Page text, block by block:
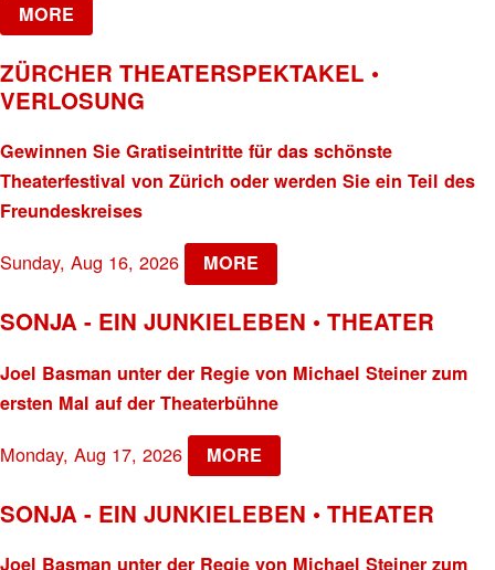
MORE
ZÜRCHER THEATERSPEKTAKEL •
VERLOSUNG
Gewinnen Sie Gratiseintritte für das schönste
Theaterfestival von Zürich oder werden Sie ein Teil des
Freundeskreises
Sunday, Aug 16, 2026 MORE
SONJA - EIN JUNKIELEBEN • THEATER
Joel Basman unter der Regie von Michael Steiner zum
ersten Mal auf der Theaterbühne
Monday, Aug 17, 2026 MORE
SONJA - EIN JUNKIELEBEN • THEATER
Joel Basman unter der Regie von Michael Steiner zum